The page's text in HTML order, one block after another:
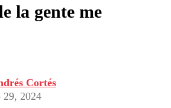
la gente me
Cortés
29, 2024